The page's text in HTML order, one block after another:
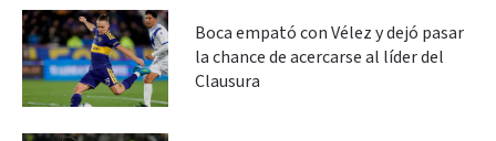
Boca empató con Vélez y dejó pasar
la chance de acercarse al líder del
Clausura